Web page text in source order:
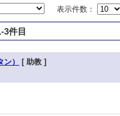
表示件数：
3件目
） [ 助教 ]